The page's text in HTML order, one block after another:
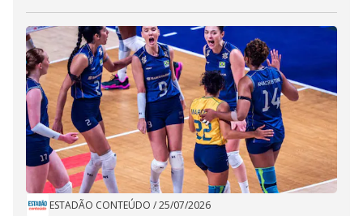
ESTADÃO CONTEÚDO /25/07/2026